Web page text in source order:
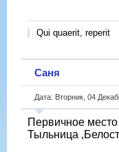
Qui quaerit, reperit
Саня
Дата: Вторник, 04
Первичное
Тыльница